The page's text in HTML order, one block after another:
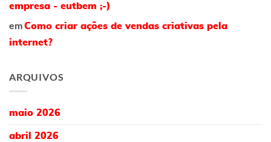
empresa - eutbem ;-)
emComo criar ações de vendas criativas pela
internet?
ARQUIVOS
maio 2026
abril 2026